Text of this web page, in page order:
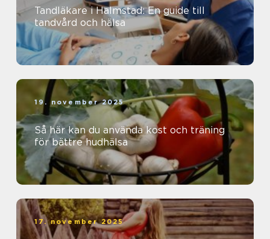
Tandläkare i Halmstad: En guide till
tandvård och hälsa
19. november 2025
Så här kan du använda kost och träning
för bättre hudhälsa
17. november 2025